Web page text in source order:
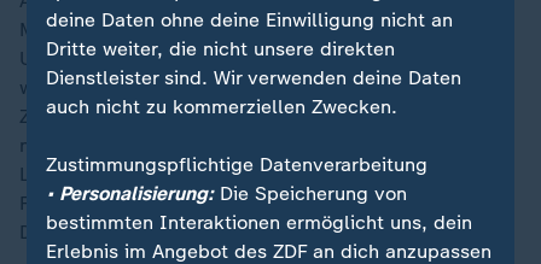
Mitternacht vor Reportern gesagt, dass gegen 21.44
Uhr mehrere Drohnen am Flughafen Aalborg gesichtet
wurden. Wie viele es genau seien, konnte er zu dem
Zeitpunkt noch nicht sagen. Auch die Größe ließ sich
noch nicht einschätzen, man erkenne sie mit ihren
Lichtern aber vom Boden aus. Eine Gefahr für
Flugpassagiere oder Anwohner bestehe durch die
Drohnen nach derzeitigem Stand nicht.
deine Daten ohne deine Einwilligung nicht an
Dritte weiter, die nicht unsere direkten
Dienstleister sind. Wir verwenden deine Daten
auch nicht zu kommerziellen Zwecken.
Zustimmungspflichtige Datenverarbeitung
• Personalisierung:Die Speicherung von
bestimmten Interaktionen ermöglicht uns, dein
Erlebnis im Angebot des ZDF an dich anzupassen